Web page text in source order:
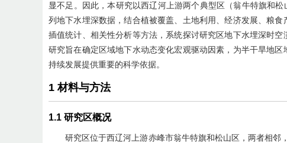
显不足。因此，本研究以西辽河上游两个典型区（翁牛特旗和
列地下水埋深数据，结合植被覆盖、土地利用、经济发展、粮
插值统计、相关性分析等方法，系统探讨研究区地下水埋深时空
研究旨在确定区域地下水动态变化宏观驱动因素，为半干旱地
持续发展提供重要的科学依据。
1 材料与方法
1.1 研究区概况
研究区位于西辽河上游赤峰市翁牛特旗和松山区，两者相邻